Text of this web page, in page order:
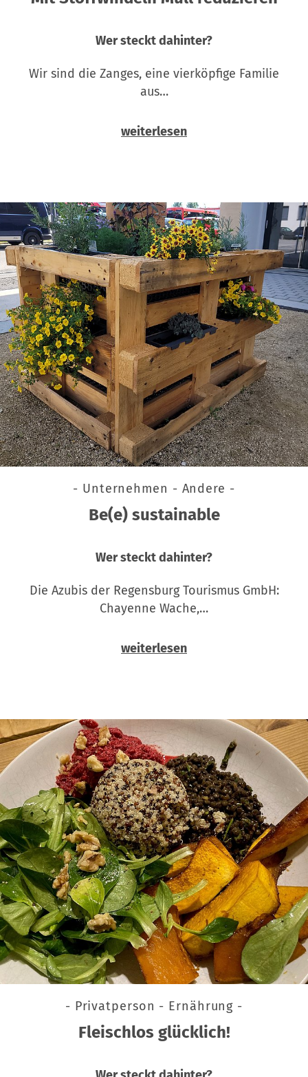
Wer steckt dahinter?
Wir sind die Zanges, eine vierköpfige Familie
aus…
weiterlesen
- Unternehmen - Andere -
Be(e) sustainable
Wer steckt dahinter?
Die Azubis der Regensburg Tourismus GmbH:
Chayenne Wache,…
weiterlesen
- Privatperson - Ernährung -
Fleischlos glücklich!